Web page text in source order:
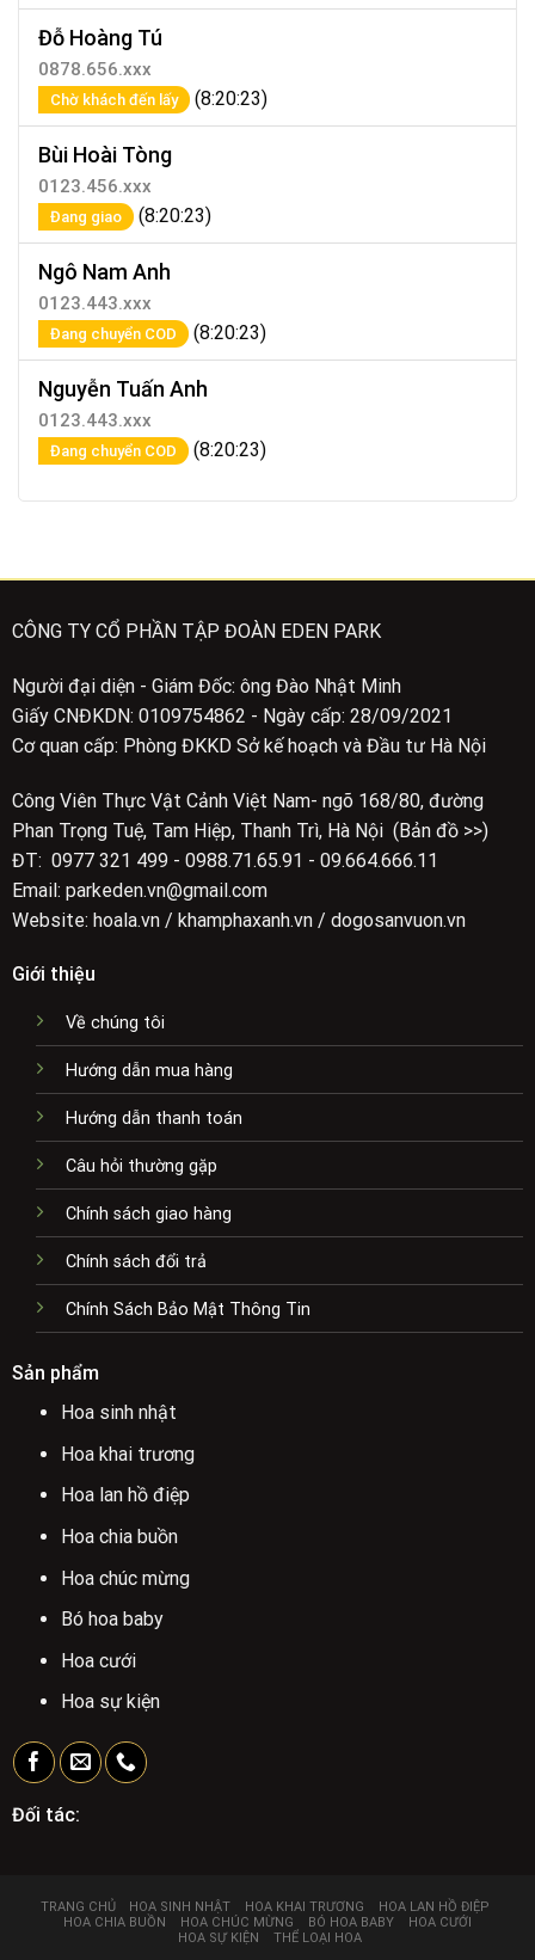
Đỗ Hoàng Tú
0878.656.xxx
Chờ khách đến lấy (8:20:23)
Bùi Hoài Tòng
0123.456.xxx
Đang giao (8:20:23)
Ngô Nam Anh
0123.443.xxx
Đang chuyển COD (8:20:23)
Nguyễn Tuấn Anh
0123.443.xxx
Đang chuyển COD (8:20:23)
CÔNG TY CỔ PHẦN TẬP ĐOÀN EDEN PARK
Người đại diện - Giám Đốc: ông Đào Nhật Minh
Giấy CNĐKDN: 0109754862 - Ngày cấp: 28/09/2021
Cơ quan cấp: Phòng ĐKKD Sở kế hoạch và Đầu tư Hà Nội
Công Viên Thực Vật Cảnh Việt Nam- ngõ 168/80, đường
Phan Trọng Tuệ, Tam Hiệp, Thanh Trì, Hà Nội (Bản đồ >>)
ĐT: 0977 321 499 - 0988.71.65.91 - 09.664.666.11
Email: parkeden.vn@gmail.com
Website: hoala.vn / khamphaxanh.vn / dogosanvuon.vn
Giới thiệu
Về chúng tôi
Hướng dẫn mua hàng
Hướng dẫn thanh toán
Câu hỏi thường gặp
Chính sách giao hàng
Chính sách đổi trả
Chính Sách Bảo Mật Thông Tin
Sản phẩm
Hoa sinh nhật
Hoa khai trương
Hoa lan hồ điệp
Hoa chia buồn
Hoa chúc mừng
Bó hoa baby
Hoa cưới
Hoa sự kiện
Đối tác:
TRANG CHỦ HOA SINH NHẬT HOA KHAI TRƯƠNG
HOA LAN HỒ ĐIỆP
HOA CHIA BUỒN
HOA CHÚC MỪNG BÓ HOA BABY
HOA CƯỚI
HOA SỰ KIỆN
THỂ LOẠI HOA